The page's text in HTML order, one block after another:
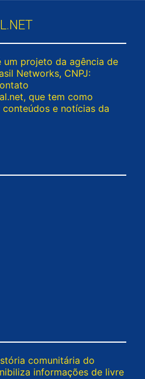
um projeto da agência de
Networks, CNPJ:
, que tem como
e notícias da
comunitária do
informações de livre